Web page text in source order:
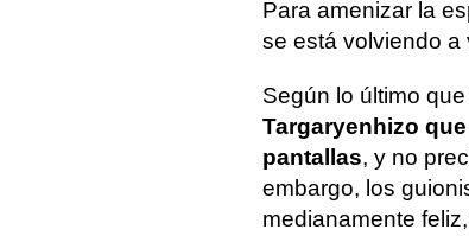
Para amenizar la
se está volviendo a
Según lo último
Targaryenhizo
pantallas, y no
embargo, los
medianamente